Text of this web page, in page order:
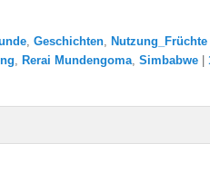
Geschichten Nutzung_Früchte
Rerai Mundengoma Simbabwe |